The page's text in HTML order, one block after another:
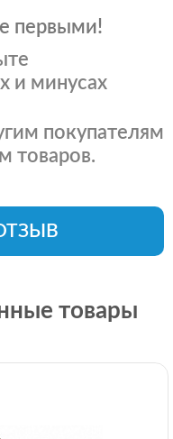
первыми!
и минусах
покупателям
товаров.
товары